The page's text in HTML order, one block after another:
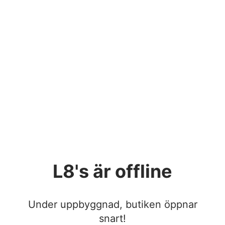
L8's är offline
Under uppbyggnad, butiken öppnar
snart!